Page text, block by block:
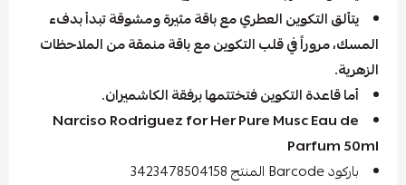
يتألق التكوين العطري مع باقة مثيرة ومشوقة تبدأ بدفء
المسك، مروراً في قلب التكوين مع باقة منمقة من الملاحظات
الزهرية.
أما قاعدة التكوين فتختتمها برفقة الكاشميران.
Narciso Rodriguez for Her Pure Musc Eau de
Parfum 50ml
باركود Barcode المنتج 3423478504158